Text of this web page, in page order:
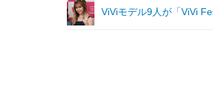
ViViモデル9人が「ViVi